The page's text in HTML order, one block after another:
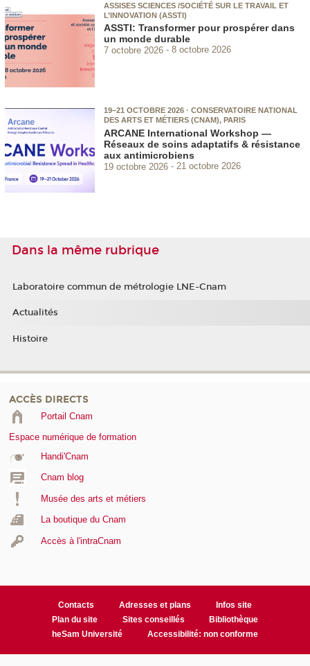
ASSISES SCIENCES /SOCIÉTÉ SUR LE TRAVAIL ET
L’INNOVATION (ASSTI)
ASSTI: Transformer pour prospérer dans
un monde durable
7 octobre 2026 8 octobre 2026
19–21 OCTOBRE 2026 · CONSERVATOIRE NATIONAL
DES ARTS ET MÉTIERS (CNAM), PARIS
ARCANE International Workshop —
Réseaux de soins adaptatifs & résistance
aux antimicrobiens
19 octobre 2026 21 octobre 2026
Dans la même rubrique
Laboratoire commun de métrologie LNE-Cnam
Actualités
Histoire
ACCÈS DIRECTS
Portail Cnam
Espace numérique de formation
Handi'Cnam
Cnam blog
Musée des arts et métiers
La boutique du Cnam
Accès à l'intraCnam
Contacts Adresses et plans
Infos site
Plan du site
Sites conseillés
Bibliothèque
heSam Université
Accessibilité: non conforme